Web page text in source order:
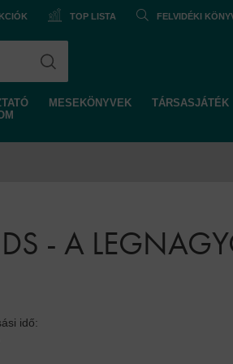
TOP LISTA FELVIDÉKI
MESEKÖNYVEK TÁRSASJÁTÉK
- A
idő: